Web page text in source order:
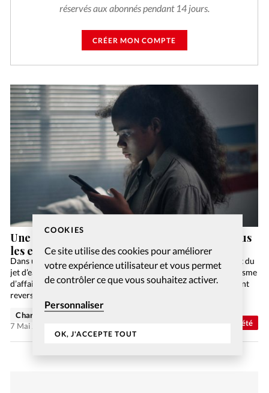
COOKIES
Ce site utilise des cookies pour améliorer
votre expérience utilisateur et vous permet
de contrôler ce que vous souhaitez activer.
Personnaliser
OK, J'ACCEPTE TOUT
réservés aux abonnés pendant 14 jours.
CRÉER MON COMPTE
Société
Une seule éducation sexuelle étatique pour tous
les enfants français
Dans une rue discrète de Genève, à deux pas des Rues Basses et du
jet d’eau, l’hôtel Bel’Espérance reçoit en temps normal un tourisme
d’affaires. Propriété de l’Armée du Salut (AdS), ses bénéfices sont
reversés…
Charlotte Moulin
7 Mai 2025